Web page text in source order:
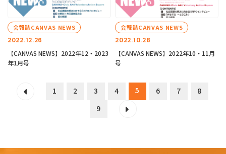
2022.12.26
会報誌CANVAS NEWS
【CANVAS NEWS】2022年12・2023
年1月号
2022.10.28
会報誌CANVAS NEWS
【CANVAS NEWS】2022年10・11月
号
1 2 3 4 5 6 7
8
9